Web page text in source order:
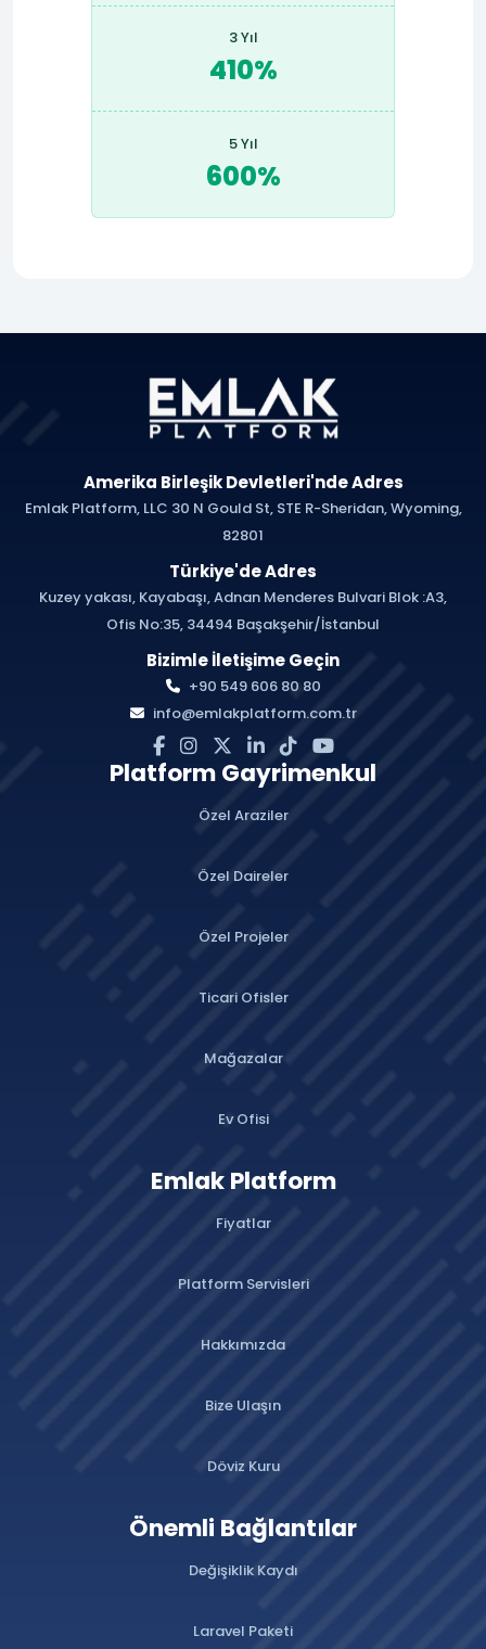
3 Yıl
410%
5 Yıl
600%
Amerika Birleşik Devletleri'nde Adres
Emlak Platform, LLC 30 N Gould St, STE R-Sheridan, Wyoming,
82801
Türkiye'de Adres
Kuzey yakası, Kayabaşı, Adnan Menderes Bulvari Blok :A3,
Ofis No:35, 34494 Başakşehir/İstanbul
Bizimle İletişime Geçin
+90 549 606 80 80
info@emlakplatform.com.tr
Platform Gayrimenkul
Özel Araziler
Özel Daireler
Özel Projeler
Ticari Ofisler
Mağazalar
Ev Ofisi
Emlak Platform
Fiyatlar
Platform Servisleri
Hakkımızda
Bize Ulaşın
Döviz Kuru
Önemli Bağlantılar
Değişiklik Kaydı
Laravel Paketi